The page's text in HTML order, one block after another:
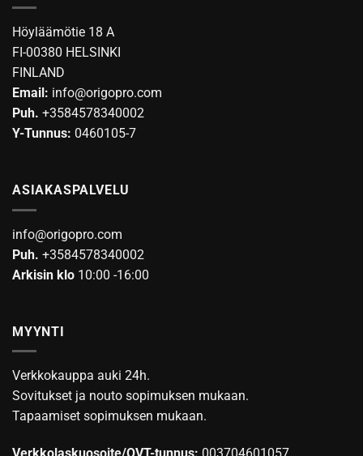
Höyläämötie 18 A
FI-00380 HELSINKI
FINLAND
Email: info@origopro.com
Puh. +3584578340002
Y-Tunnus: 0460105-7
ASIAKASPALVELU
info@origopro.com
Puh. +3584578340002
Arkisin klo 10:00 -16:00
MYYNTI
Verkkokauppa auki 24h.
Sovitukset ja nouto sopimuksen mukaan.
Tapaamiset sopimuksen mukaan.